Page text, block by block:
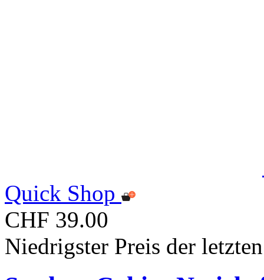
Quick Shop
CHF 39.00
Niedrigster Preis der